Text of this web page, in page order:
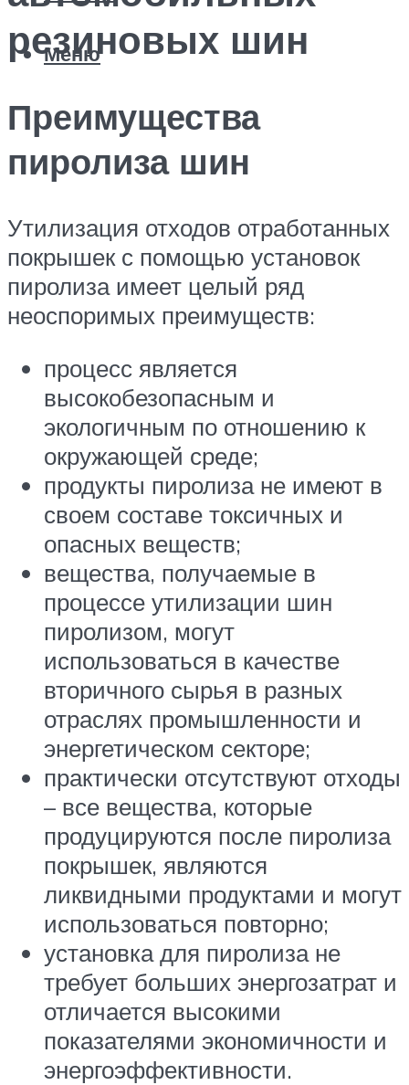
Меню
резиновых шин
Преимущества
пиролиза шин
Утилизация отходов отработанных
покрышек с помощью установок
пиролиза имеет целый ряд
неоспоримых преимуществ:
процесс является
высокобезопасным и
экологичным по отношению к
окружающей среде;
продукты пиролиза не имеют в
своем составе токсичных и
опасных веществ;
вещества, получаемые в
процессе утилизации шин
пиролизом, могут
использоваться в качестве
вторичного сырья в разных
отраслях промышленности и
энергетическом секторе;
практически отсутствуют отходы
– все вещества, которые
продуцируются после пиролиза
покрышек, являются
ликвидными продуктами и могут
использоваться повторно;
установка для пиролиза не
требует больших энергозатрат и
отличается высокими
показателями экономичности и
энергоэффективности.